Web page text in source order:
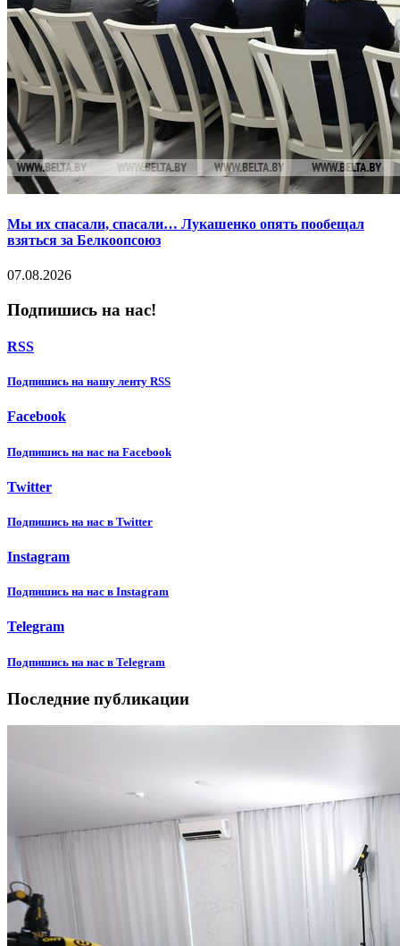
Мы их спасали, спасали… Лукашенко опять пообещал
взяться за Белкоопсоюз
07.08.2026
Подпишись на нас!
RSS
Подпишиcь на нашу ленту RSS
Facebook
Подпишиcь на нас на Facebook
Twitter
Подпишиcь на нас в Twitter
Instagram
Подпишиcь на нас в Instagram
Telegram
Подпишиcь на нас в Telegram
Последние публикации